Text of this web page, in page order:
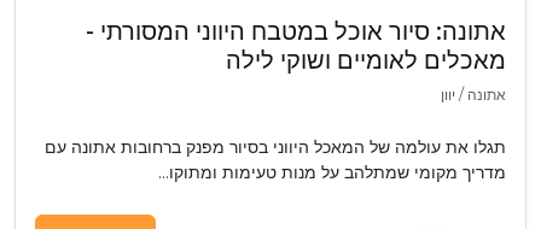
אתונה: סיור אוכל במטבח היווני המסורתי -
מאכלים לאומיים ושוקי לילה
אתונה / יוון
תגלו את עולמה של המאכל היווני בסיור מפנק ברחובות אתונה עם
מדריך מקומי שמתלהב על מנות טעימות ומתוקו‮…